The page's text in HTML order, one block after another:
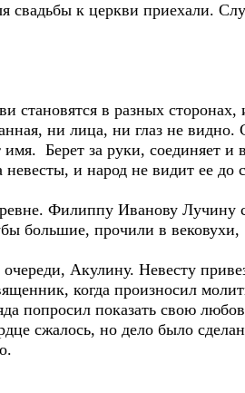
свадьбы к церкви приехали.
становятся в разных сторонах,
ни лица, ни глаз не
Берет за руки, соединяет
невесты, и народ не видит ее
Филиппу Иванову Лучину
большие, прочили в
Акулину. Невесту
когда произносил
попросил показать свою
сжалось, но дело было